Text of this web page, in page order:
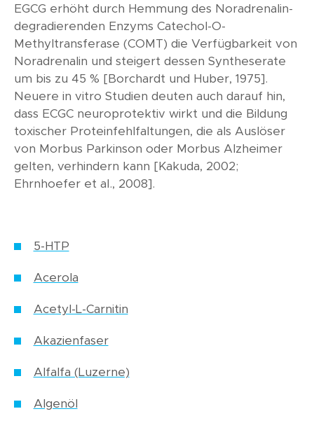
EGCG erhöht durch Hemmung des Noradrenalin-
degradierenden Enzyms Catechol-O-
Methyltransferase (COMT) die Verfügbarkeit von
Noradrenalin und steigert dessen Syntheserate
um bis zu 45 % [Borchardt und Huber, 1975].
Neuere in vitro Studien deuten auch darauf hin,
dass ECGC neuroprotektiv wirkt und die Bildung
toxischer Proteinfehlfaltungen, die als Auslöser
von Morbus Parkinson oder Morbus Alzheimer
gelten, verhindern kann [Kakuda, 2002;
Ehrnhoefer et al., 2008].
5-HTP
Acerola
Acetyl-L-Carnitin
Akazienfaser
Alfalfa (Luzerne)
Algenöl